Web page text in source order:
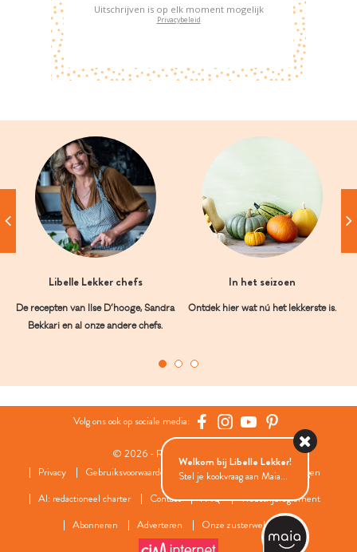
Uitschrijven is op elk moment mogelijk
Privacybeleid
Libelle Lekker chefs
De recepten van Ilse D’hooge, Sandra
Bekkari en al onze andere chefs.
In het seizoen
Ontdek hier wat nú het lekkerste is.
Volg ons ook op sociale media:
© 2026 - Roularta Media Group
Privacy
Gebruiksvoorwaarden Cookies
Cookies instellingen
AI: redactioneel charter
Contact FAQ
Wedstrijdreglement
Abonneren
Adverteren Onze zusterwebsites
Welkom bij Libelle Lekker!
Stel je kookvraag aan Maia...